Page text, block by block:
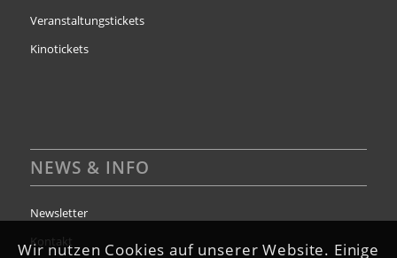
Veranstaltungstickets
Kinotickets
NEWS & INFO
Newsletter
Kontakt
Wir nutzen Cookies auf unserer Website. Einige